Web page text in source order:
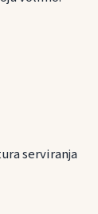
serviranja